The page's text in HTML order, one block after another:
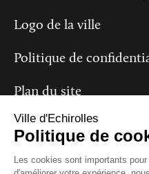
Logo de la ville
Politique de
Plan du site
Suivez-nous
Ville d'Echirolles
Politique de
Les cookies sont importants